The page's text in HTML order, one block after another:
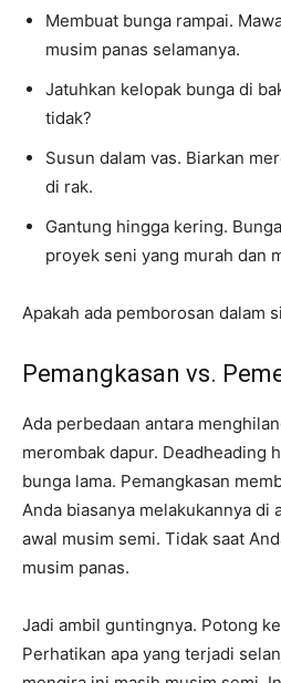
Membuat bunga rampai.
musim panas selamanya.
Jatuhkan kelopak bunga di
tidak?
Susun dalam vas. Biarkan
di rak.
Gantung hingga kering.
proyek seni yang murah dan
Apakah ada pemborosan dalam
Pemangkasan vs.
Ada perbedaan antara
merombak dapur. Deadheading
bunga lama. Pemangkasan
Anda biasanya melakukannya di
awal musim semi. Tidak saat
musim panas.
Jadi ambil guntingnya. Potong
Perhatikan apa yang terjadi